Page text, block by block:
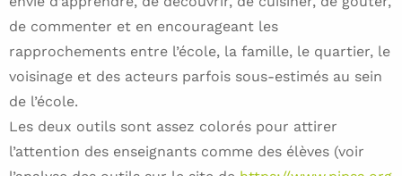
de commenter et en encourageant les
rapprochements entre l’école, la famille, le quartier, le
voisinage et des acteurs parfois sous-estimés au sein
de l’école.
Les deux outils sont assez colorés pour attirer
l’attention des enseignants comme des élèves (voir